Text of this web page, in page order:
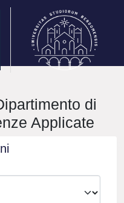
di
Applicate